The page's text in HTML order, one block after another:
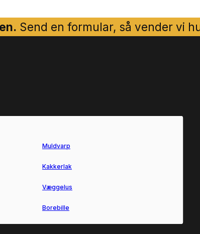
Send en formular, så vender vi
Muldvarp
Kakkerlak
Væggelus
Borebille